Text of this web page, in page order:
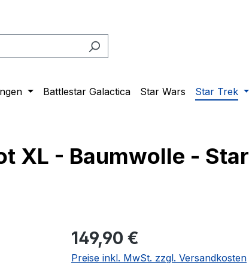
Battlestar Galactica Star Wars Star Trek
XL - Baumwolle - Star
Regulärer Preis:
149,90 €
Preise inkl. MwSt. zzgl. Versandkosten